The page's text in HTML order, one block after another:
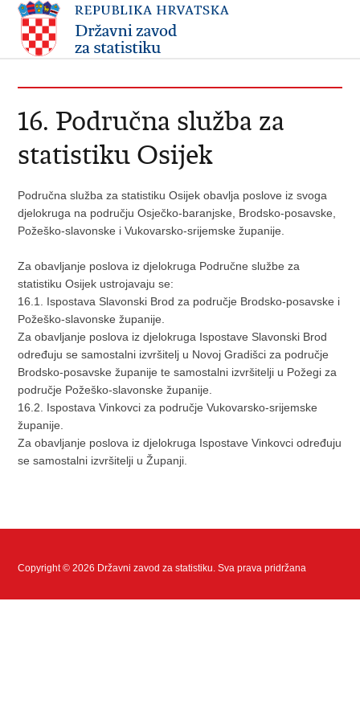
16. Područna služba za
statistiku Osijek
Područna služba za statistiku Osijek obavlja poslove iz svoga
djelokruga na području Osječko-baranjske, Brodsko-posavske,
Požeško-slavonske i Vukovarsko-srijemske županije.
Za obavljanje poslova iz djelokruga Područne službe za
statistiku Osijek ustrojavaju se:
16.1. Ispostava Slavonski Brod za područje Brodsko-posavske i
Požeško-slavonske županije.
Za obavljanje poslova iz djelokruga Ispostave Slavonski Brod
određuju se samostalni izvršitelj u Novoj Gradišci za područje
Brodsko-posavske županije te samostalni izvršitelji u Požegi za
područje Požeško-slavonske županije.
16.2. Ispostava Vinkovci za područje Vukovarsko-srijemske
županije.
Za obavljanje poslova iz djelokruga Ispostave Vinkovci određuju
se samostalni izvršitelji u Županji.
Copyright © 2026 Državni zavod za statistiku. Sva prava pridržana